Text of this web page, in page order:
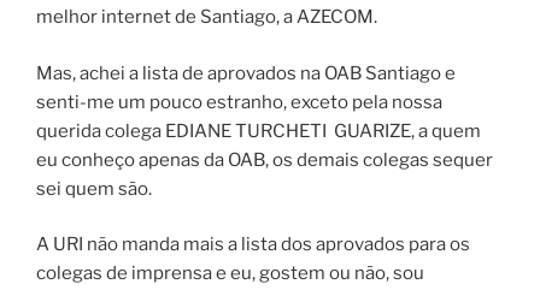
melhor internet de Santiago, a AZECOM.
Mas, achei a lista de aprovados na OAB Santiago e
senti-me um pouco estranho, exceto pela nossa
querida colega EDIANE TURCHETI GUARIZE, a quem
eu conheço apenas da OAB, os demais colegas sequer
sei quem são.
A URI não manda mais a lista dos aprovados para os
colegas de imprensa e eu, gostem ou não, sou